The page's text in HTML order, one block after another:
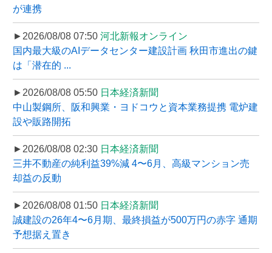
が連携
►2026/08/08 07:50 河北新報オンライン
国内最大級のAIデータセンター建設計画 秋田市進出の鍵
は「潜在的 ...
►2026/08/08 05:50 日本経済新聞
中山製鋼所、阪和興業・ヨドコウと資本業務提携 電炉建
設や販路開拓
►2026/08/08 02:30 日本経済新聞
三井不動産の純利益39%減 4〜6月、高級マンション売
却益の反動
►2026/08/08 01:50 日本経済新聞
誠建設の26年4〜6月期、最終損益が500万円の赤字 通期
予想据え置き